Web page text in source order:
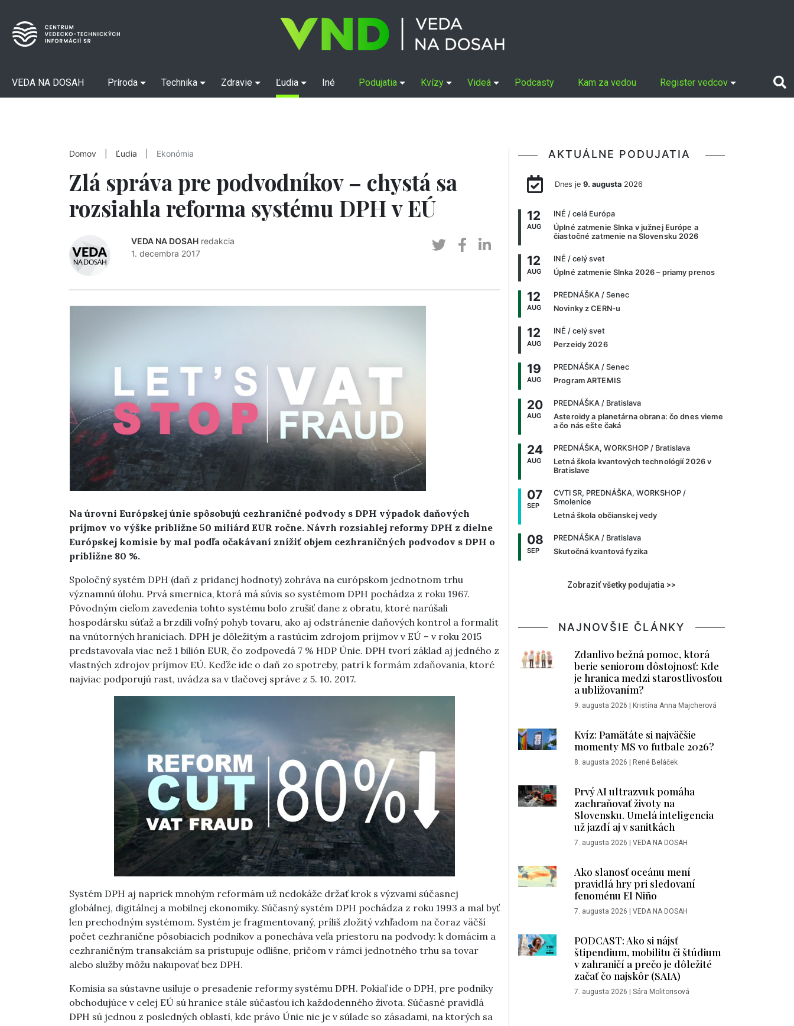
VEDA NA DOSAH Príroda Technika Zdravie Ľudia Iné Podujatia Kvízy Videá Podcasty Kam za vedou Register vedcov
Domov Ľudia Ekonómia
Zlá správa pre podvodníkov – chystá sa
rozsiahla reforma systému DPH v EÚ
VEDA NA DOSAH redakcia
1. decembra 2017
Na úrovni Európskej únie spôsobujú cezhraničné podvody s DPH výpadok daňových
príjmov vo výške približne 50 miliárd EUR ročne. Návrh rozsiahlej reformy DPH z dielne
Európskej komisie by mal podľa očakávaní znížiť objem cezhraničných podvodov s DPH o
približne 80 %.
Spoločný systém DPH (daň z pridanej hodnoty) zohráva na európskom jednotnom trhu
významnú úlohu. Prvá smernica, ktorá má súvis so systémom DPH pochádza z roku 1967.
Pôvodným cieľom zavedenia tohto systému bolo zrušiť dane z obratu, ktoré narúšali
hospodársku súťaž a brzdili voľný pohyb tovaru, ako aj odstránenie daňových kontrol a formalít
na vnútorných hraniciach. DPH je dôležitým a rastúcim zdrojom príjmov v EÚ – v roku 2015
predstavovala viac než 1 bilión EUR, čo zodpovedá 7 % HDP Únie. DPH tvorí základ aj jedného z
vlastných zdrojov príjmov EÚ. Keďže ide o daň zo spotreby, patrí k formám zdaňovania, ktoré
najviac podporujú rast, uvádza sa v tlačovej správe z 5. 10. 2017.
Systém DPH aj napriek mnohým reformám už nedokáže držať krok s výzvami súčasnej
globálnej, digitálnej a mobilnej ekonomiky. Súčasný systém DPH pochádza z roku 1993 a mal byť
len prechodným systémom. Systém je fragmentovaný, príliš zložitý vzhľadom na čoraz väčší
počet cezhranične pôsobiacich podnikov a ponecháva veľa priestoru na podvody: k domácim a
cezhraničným transakciám sa pristupuje odlišne, pričom v rámci jednotného trhu sa tovar
alebo služby môžu nakupovať bez DPH.
Komisia sa sústavne usiluje o presadenie reformy systému DPH. Pokiaľ ide o DPH, pre podniky
obchodujúce v celej EÚ sú hranice stále súčasťou ich každodenného života. Súčasné pravidlá
DPH sú jednou z posledných oblastí, kde právo Únie nie je v súlade so zásadami, na ktorých sa
AKTUÁLNE PODUJATIA
Dnes je 9. augusta2026
12
AUG
INÉ / celá Európa
Úplné zatmenie Slnka v južnej Európe a
čiastočné zatmenie na Slovensku 2026
12
AUG
INÉ / celý svet
Úplné zatmenie Slnka 2026 – priamy prenos
12
AUG
PREDNÁŠKA / Senec
Novinky z CERN-u
12
AUG
INÉ / celý svet
Perzeidy 2026
19
AUG
PREDNÁŠKA / Senec
Program ARTEMIS
20
AUG
PREDNÁŠKA / Bratislava
Asteroidy a planetárna obrana: čo dnes vieme
a čo nás ešte čaká
24
AUG
PREDNÁŠKA, WORKSHOP / Bratislava
Letná škola kvantových technológií 2026 v
Bratislave
07
SEP
CVTI SR, PREDNÁŠKA, WORKSHOP /
Smolenice
Letná škola občianskej vedy
08
SEP
PREDNÁŠKA / Bratislava
Skutočná kvantová fyzika
Zobraziť všetky podujatia >>
NAJNOVŠIE ČLÁNKY
Zdanlivo bežná pomoc, ktorá
berie seniorom dôstojnosť: Kde
je hranica medzi starostlivosťou
a ubližovaním?
9. augusta 2026 | Kristína Anna Majcherová
Kvíz: Pamätáte si najväčšie
momenty MS vo futbale 2026?
8. augusta 2026 | René Beláček
Prvý AI ultrazvuk pomáha
zachraňovať životy na
Slovensku. Umelá inteligencia
už jazdí aj v sanitkách
7. augusta 2026 | VEDA NA DOSAH
Ako slanosť oceánu mení
pravidlá hry pri sledovaní
fenoménu El Niño
7. augusta 2026 | VEDA NA DOSAH
PODCAST: Ako si nájsť
štipendium, mobilitu či štúdium
v zahraničí a prečo je dôležité
začať čo najskôr (SAIA)
7. augusta 2026 | Sára Molitorisová